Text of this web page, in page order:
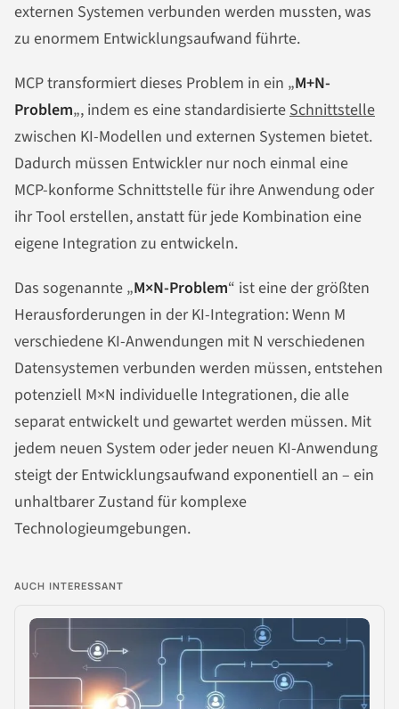
externen Systemen verbunden werden mussten, was
zu enormem Entwicklungsaufwand führte.
MCP transformiert dieses Problem in ein „M+N-
Problem„, indem es eine standardisierte Schnittstelle
zwischen KI-Modellen und externen Systemen bietet.
Dadurch müssen Entwickler nur noch einmal eine
MCP-konforme Schnittstelle für ihre Anwendung oder
ihr Tool erstellen, anstatt für jede Kombination eine
eigene Integration zu entwickeln.
Das sogenannte „M×N-Problem“ ist eine der größten
Herausforderungen in der KI-Integration: Wenn M
verschiedene KI-Anwendungen mit N verschiedenen
Datensystemen verbunden werden müssen, entstehen
potenziell M×N individuelle Integrationen, die alle
separat entwickelt und gewartet werden müssen. Mit
jedem neuen System oder jeder neuen KI-Anwendung
steigt der Entwicklungsaufwand exponentiell an – ein
unhaltbarer Zustand für komplexe
Technologieumgebungen.
AUCH INTERESSANT